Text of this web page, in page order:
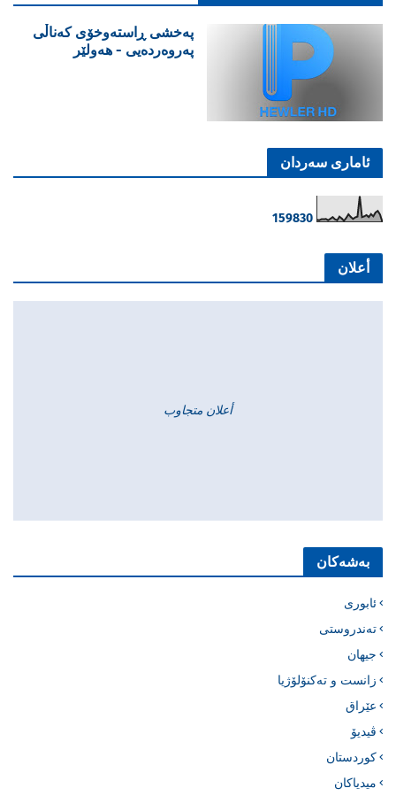
پەخشی ڕاستەوخۆی کەناڵی
پەروەردەیی - هەولێر
ئاماری سەردان
159830
أعلان
أعلان متجاوب
بەشەکان
ئابوری
تەندروستی
جیهان
زانست و تەکنۆلۆژیا
عێراق
ڤیدیۆ
کوردستان
میدیاکان